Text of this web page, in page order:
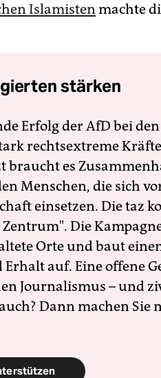
Islamistenmachte
stärken
Erfolg der AfD bei
rechtsextreme
braucht es
Menschen, die sich
einsetzen. Die taz
Die
Orte und baut
Erhalt auf. Eine offene
Journalismus – und
Dann machen